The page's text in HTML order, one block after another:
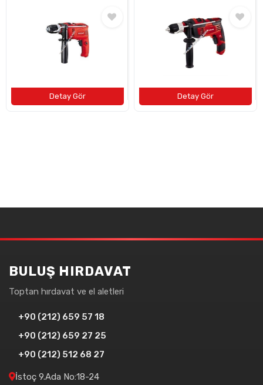
BULUŞ HIRDAVAT
Toptan hırdavat ve el aletleri
+90 (212) 659 57 18
+90 (212) 659 27 25
+90 (212) 512 68 27
İstoç 9.Ada No:18-24